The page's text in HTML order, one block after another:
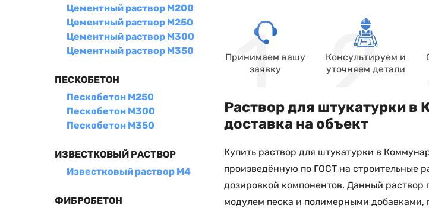
Цементный раствор М200
Цементный раствор М250
Цементный раствор М300
Цементный раствор М350
ПЕСКОБЕТОН
Пескобетон М250
Пескобетон М300
Пескобетон М350
ИЗВЕСТКОВЫЙ РАСТВОР
Известковый раствор М4
ФИБРОБЕТОН
Принимаем вашу
заявку
Консультируем и
уточняем детали
Раствор для штукатурки в
доставка на объект
Купить раствор для штукатурки в
произведённую по ГОСТ на строительные
дозировкой компонентов. Данный раствор
модулем песка и полимерными